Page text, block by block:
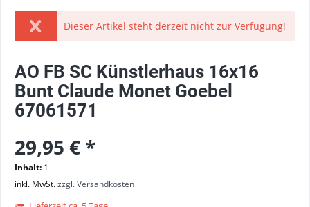
Dieser Artikel steht derzeit nicht zur Verfügung!
AO FB SC Künstlerhaus 16x16
Bunt Claude Monet Goebel
67061571
29,95 € *
Inhalt: 1
inkl. MwSt.zzgl. Versandkosten